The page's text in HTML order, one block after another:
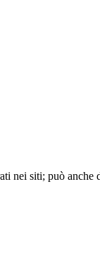
nei siti; può